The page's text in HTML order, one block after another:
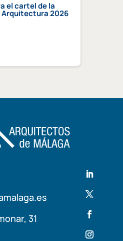
el cartel de la
Arquitectura 2026
31